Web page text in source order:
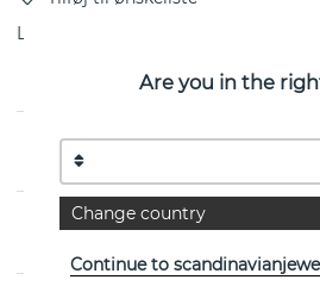
Levering:
Half Round er en ring i 18k guld
EGENSKABER
Are you in the
Change country
Continue to